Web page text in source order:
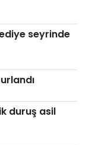
seyrinde
duruş asil